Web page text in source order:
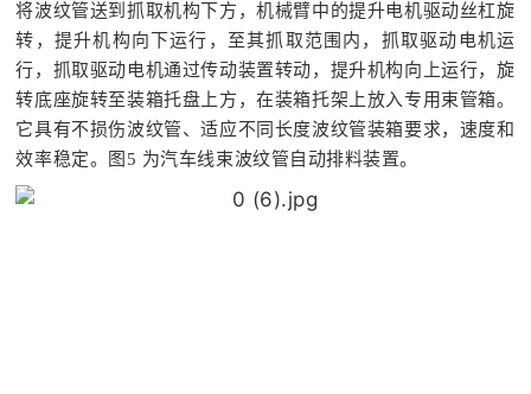
将波纹管送到抓取机构下方，机械臂中的提升电机驱动丝杠旋
转，提升机构向下运行，至其抓取范围内，抓取驱动电机运
行，抓取驱动电机通过传动装置转动，提升机构向上运行，旋
转底座旋转至装箱托盘上方，在装箱托架上放入专用束管箱。
它具有不损伤波纹管、适应不同长度波纹管装箱要求，速度和
效率稳定。
图 5 为汽车线束波纹管自动排料装置。